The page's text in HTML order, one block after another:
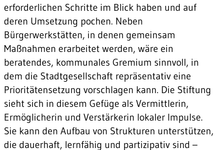
erforderlichen Schritte im Blick haben und auf
deren Umsetzung pochen. Neben
Bürgerwerkstätten, in denen gemeinsam
Maßnahmen erarbeitet werden, wäre ein
beratendes, kommunales Gremium sinnvoll, in
dem die Stadtgesellschaft repräsentativ eine
Prioritätensetzung vorschlagen kann. Die Stiftung
sieht sich in diesem Gefüge als Vermittlerin,
Ermöglicherin und Verstärkerin lokaler Impulse.
Sie kann den Aufbau von Strukturen unterstützen,
die dauerhaft, lernfähig und partizipativ sind –